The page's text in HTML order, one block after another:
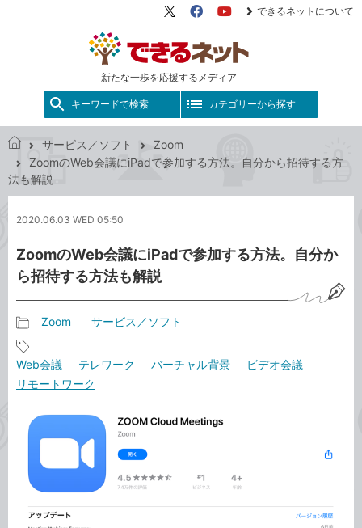
新たな一歩を応援するメディア
X（旧
FacebookYouTube
できるネットについて
キーワードで検索 カテゴリーから探す
で
き
ッ
サービス／ソフト
Zoom
ZoomのWeb会議にiPadで参加する方法。自分から招待する方
法も解説
2020.06.03 WED 05:50
ZoomのWeb会議にiPadで参加する方法。自分か
ら招待する方法も解説
カ
テ
ゴ
Zoom サービス／ソフト
記
事
グ
Web会議 テレワーク バーチャル背景
ビデオ会議
リモートワーク